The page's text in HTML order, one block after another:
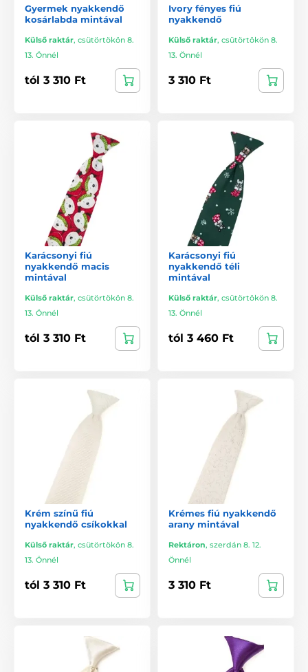
Gyermek nyakkendő
kosárlabda mintával
Külső raktár, csütörtökön 8.
13. Önnél
tól 3 310 Ft
Ivory fényes fiú
nyakkendő
Külső raktár, csütörtökön 8.
13. Önnél
3 310 Ft
Karácsonyi fiú
nyakkendő macis
mintával
Külső raktár, csütörtökön 8.
13. Önnél
tól 3 310 Ft
Karácsonyi fiú
nyakkendő téli
mintával
Külső raktár, csütörtökön 8.
13. Önnél
tól 3 460 Ft
Krém színű fiú
nyakkendő csíkokkal
Külső raktár, csütörtökön 8.
13. Önnél
tól 3 310 Ft
Krémes fiú nyakkendő
arany mintával
Rektáron, szerdán 8. 12.
Önnél
3 310 Ft